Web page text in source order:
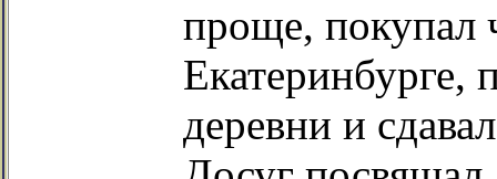
проще, покупал
Екатеринбурге,
деревни и